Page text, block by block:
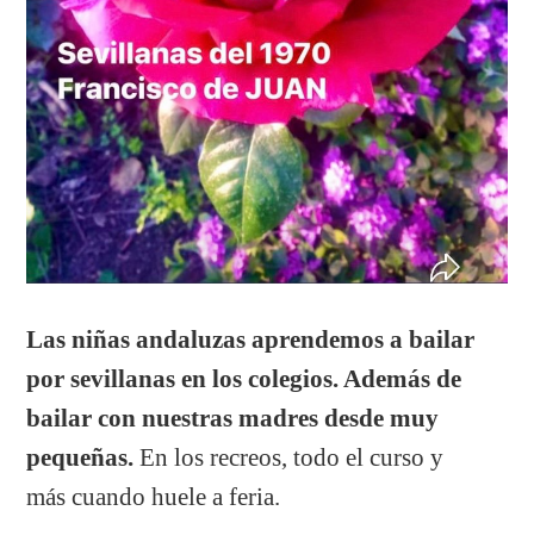
Las niñas andaluzas aprendemos a bailar
por sevillanas en los colegios. Además de
bailar con nuestras madres desde muy
pequeñas.En los recreos, todo el curso y
más cuando huele a feria.